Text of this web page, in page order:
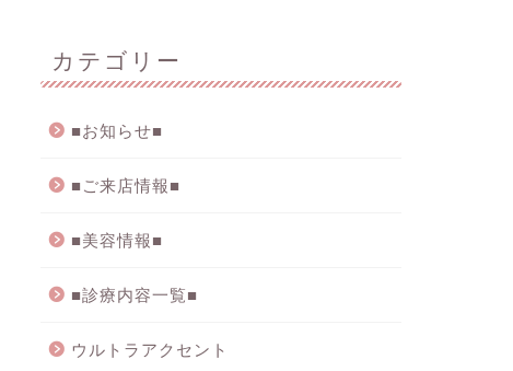
カテゴリー
■お知らせ■
■ご来店情報■
■美容情報■
■診療内容一覧■
ウルトラアクセント